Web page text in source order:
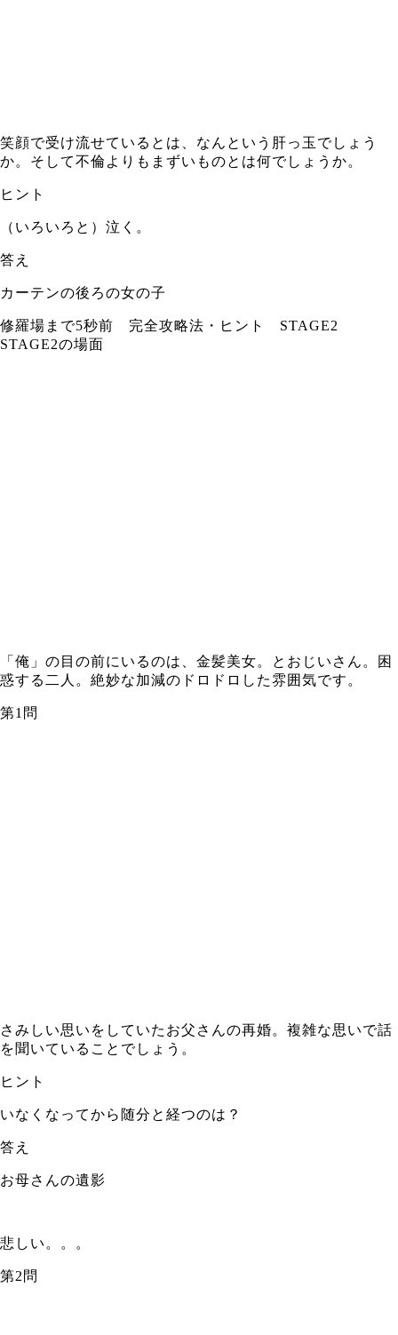
笑顔で受け流せているとは、なんという肝っ玉でしょう
か。そして不倫よりもまずいものとは何でしょうか。
ヒント
（いろいろと）泣く。
答え
カーテンの後ろの女の子
修羅場まで5秒前 完全攻略法・ヒント STAGE2
STAGE2の場面
「俺」の目の前にいるのは、金髪美女。とおじいさん。困
惑する二人。絶妙な加減のドロドロした雰囲気です。
第1問
さみしい思いをしていたお父さんの再婚。複雑な思いで話
を聞いていることでしょう。
ヒント
いなくなってから随分と経つのは？
答え
お母さんの遺影
悲しい。。。
第2問